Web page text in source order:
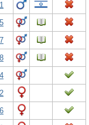
1
5
7
8
4
2
6